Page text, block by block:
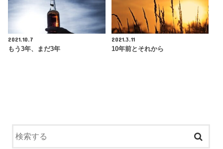
2021.10.7
もう3年、まだ3年
2021.3.11
10年前とそれから